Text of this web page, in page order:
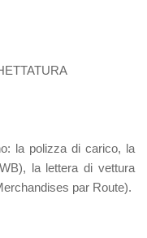
la polizza di carico, la
la lettera di vettura
par Route).